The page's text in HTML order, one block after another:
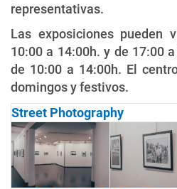
representativas.
Las exposiciones pueden
10:00 a 14:00h. y de 17:00
de 10:00 a 14:00h. El
domingos y festivos.
Street Photography